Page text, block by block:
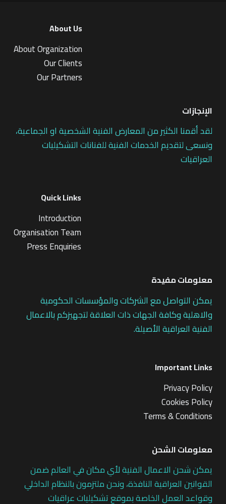
About Us
About Organization
Our Clients
Our Partners
الإنجازات
لقد أقمنا الكثير من المعارض الفنية الشخصية او الجماعية،
ونسعى لتقديم الخدمات الفنية للفنانات التشكيليات
العراقيات
Quick Links
Introduction
Organisation Team
Press Enquiries
معلومات مفيدة
يمكن التواصل مع الشركات والمؤسسات الحكومية
والاهلية وكافة الجهات ذات العلاقة لتجهيزكم بالاعمال
الفنية العراقية الأصيلة.
Important Links
Privacy Policy
Cookies Policy
Terms & Conditions
معلومات الشحن
يمكن شحن الاعمال الفنية لأي مكان في العالم ضمن
القوانين العراقية النافذة، ونحن ملتزمون بالنظام الداخلي
وقواعد العمل الخاصة بموقع تشكيليات عراقيات